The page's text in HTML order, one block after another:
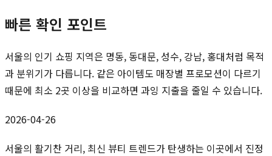
빠른 확인 포인트
서울의 인기 쇼핑 지역은 명동, 동대문, 성수, 강남, 홍대처럼 목적
과 분위기가 다릅니다. 같은 아이템도 매장별 프로모션이 다르기
때문에 최소 2곳 이상을 비교하면 과잉 지출을 줄일 수 있습니다.
2026-04-26
서울의 활기찬 거리, 최신 뷰티 트렌드가 탄생하는 이곳에서 진정